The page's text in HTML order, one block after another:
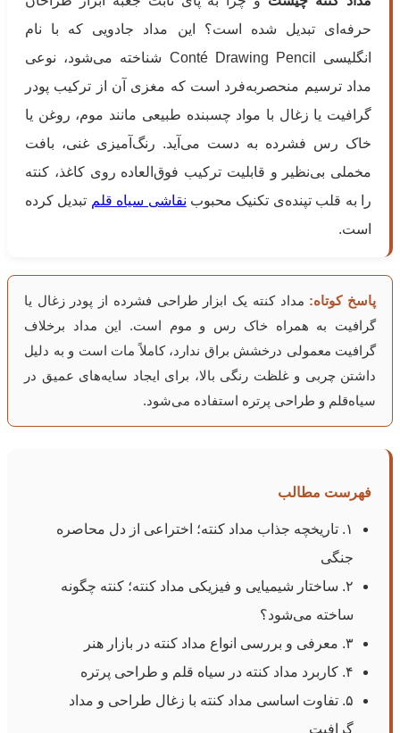
حرفه‌ای تبدیل شده است؟ این مداد جادویی که با نام
انگلیسی
Conté Drawing Pencil شناخته می‌شود، نوعی
مداد ترسیم منحصربه‌فرد است که مغزی آن از ترکیب پودر
گرافیت یا زغال با مواد چسبنده طبیعی مانند موم، روغن یا
خاک رس فشرده به دست می‌آید. رنگ‌آمیزی غنی، بافت
مخملی بی‌نظیر و قابلیت ترکیب فوق‌العاده روی کاغذ، کنته
را به قلب تپنده‌ی تکنیک محبوب نقاشی سیاه قلم تبدیل کرده
است.
پاسخ کوتاه: مداد کنته یک ابزار طراحی فشرده از پودر زغال یا
گرافیت به همراه خاک رس و موم است. این مداد برخلاف
گرافیت معمولی درخشش براق ندارد، کاملاً مات است و به دلیل
داشتن چربی و غلظت رنگی بالا، برای ایجاد سایه‌های عمیق در
سیاه‌قلم و طراحی پرتره استفاده می‌شود.
فهرست مطالب
۱. تاریخچه جذاب مداد کنته؛ اختراعی از دل محاصره
جنگی
۲. ساختار شیمیایی و فیزیکی مداد کنته؛ کنته چگونه
ساخته می‌شود؟
۳. معرفی و بررسی انواع مداد کنته در بازار هنر
۴. کاربرد مداد کنته در سیاه قلم و طراحی پرتره
۵. تفاوت اساسی مداد کنته با زغال طراحی و مداد
گرافیت